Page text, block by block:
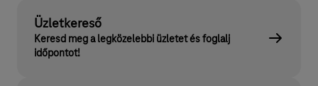
Üzletkereső
Keresd meg a legközelebbi üzletet és foglalj
időpontot!